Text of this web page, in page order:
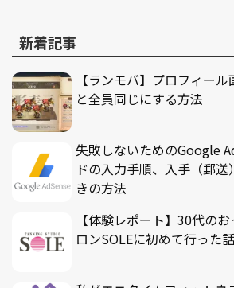
新着記事
【ランモバ】プロフィー
と全員同じにする方法
失敗しないためのGoogle
ドの入力手順、入手（郵
きの方法
【体験レポート】30代の
ロンSOLEに初めて行った話